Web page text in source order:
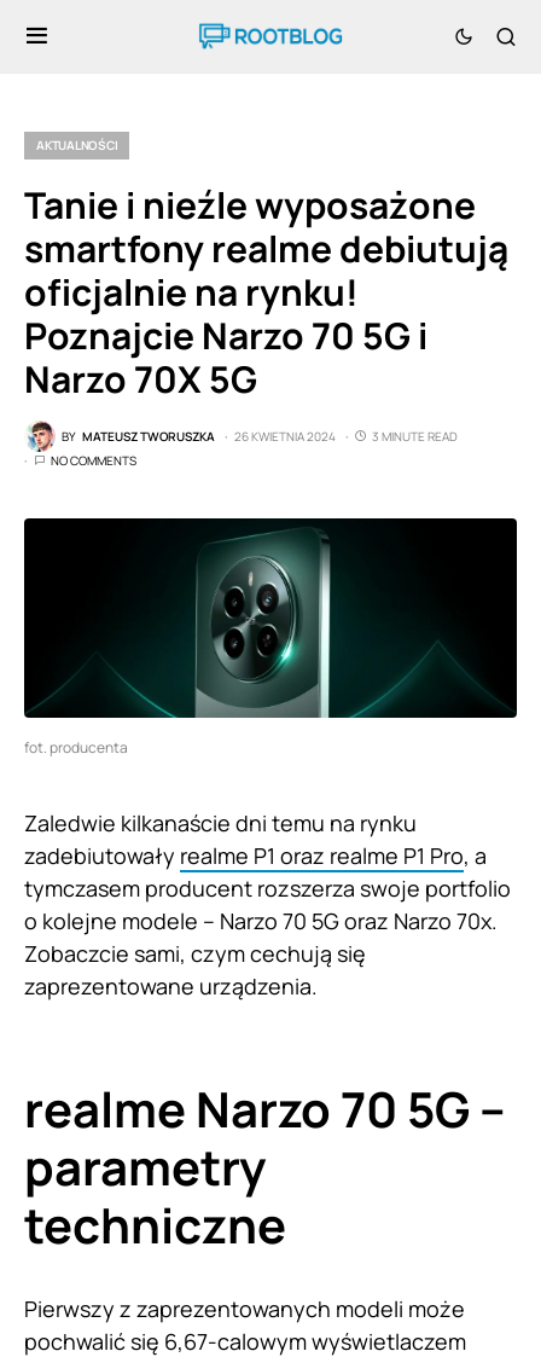
AKTUALNOŚCI
Tanie i nieźle wyposażone
smartfony realme debiutują
oficjalnie na rynku!
Poznajcie Narzo 70 5G i
Narzo 70X 5G
BY MATEUSZ TWORUSZKA 26 KWIETNIA 2024
3 MINUTE READ
NO COMMENTS
fot. producenta
Zaledwie kilkanaście dni temu na rynku
zadebiutowały realme P1 oraz realme P1 Pro, a
tymczasem producent rozszerza swoje portfolio
o kolejne modele – Narzo 70 5G oraz Narzo 70x.
Zobaczcie sami, czym cechują się
zaprezentowane urządzenia.
realme Narzo 70 5G –
parametry
techniczne
Pierwszy z zaprezentowanych modeli może
pochwalić się 6,67-calowym wyświetlaczem